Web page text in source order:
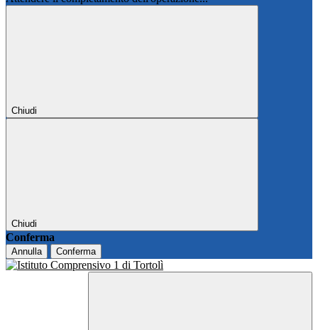
Chiudi
Chiudi
Conferma
Annulla Conferma